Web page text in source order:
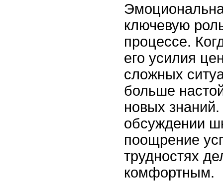
ключевую
процессе.
его усилия
сложных
больше
новых
обсуждении
поощрение
трудностях
комфортным.